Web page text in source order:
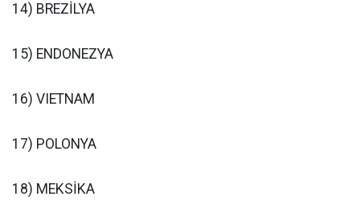
14) BREZİLYA
15) ENDONEZYA
16) VIETNAM
17) POLONYA
18) MEKSİKA